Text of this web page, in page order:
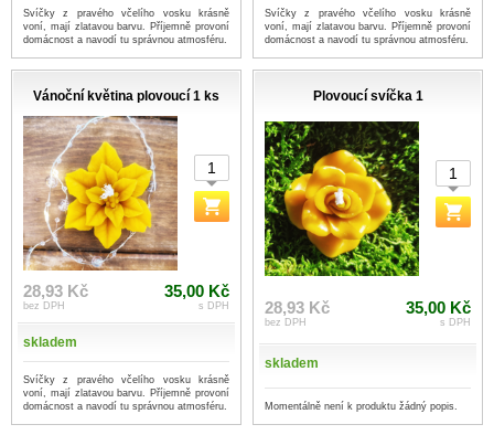
Svíčky z pravého včelího vosku krásně
voní, mají zlatavou barvu. Příjemně provoní
domácnost a navodí tu správnou atmosféru.
Svíčky z pravého včelího vosku krásně
voní, mají zlatavou barvu. Příjemně provoní
domácnost a navodí tu správnou atmosféru.
Vánoční květina plovoucí 1 ks
28,93 Kč
bez DPH
35,00 Kč
s DPH
skladem
Svíčky z pravého včelího vosku krásně
voní, mají zlatavou barvu. Příjemně provoní
domácnost a navodí tu správnou atmosféru.
Plovoucí svíčka 1
28,93 Kč
bez DPH
35,00 Kč
s DPH
skladem
Momentálně není k produktu žádný popis.